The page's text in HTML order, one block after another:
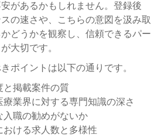
があるかもしれません。登録後
の速さや、こちらの意図を汲み取
どうかを観察し、信頼できるパー
大切です。
ポイントは以下の通りです。
と掲載案件の質
療業界に対する専門知識の深さ
入職の勧めがないか
おける求人数と多様性